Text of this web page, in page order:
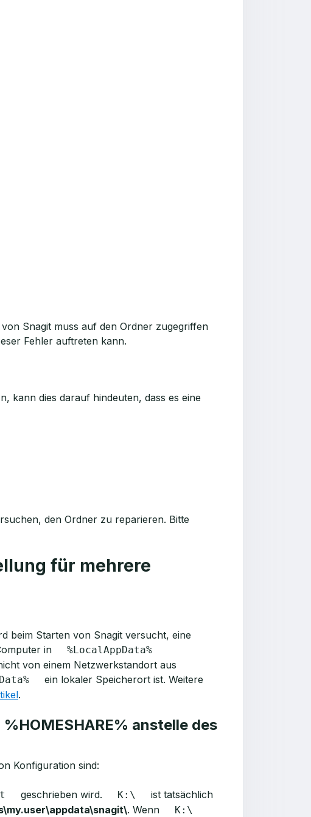
Snagit muss auf den Ordner zugegriffen
Fehler auftreten kann.
kann dies darauf hindeuten, dass es eine
den Ordner zu reparieren. Bitte
für mehrere
beim Starten von Snagit versucht, eine
in
%LocalAppData%
von einem Netzwerkstandort aus
ein lokaler Speicherort ist. Weitere
.
anstelle des
Konfiguration sind:
geschrieben wird. K:\
ist tatsächlich
. Wenn K:\